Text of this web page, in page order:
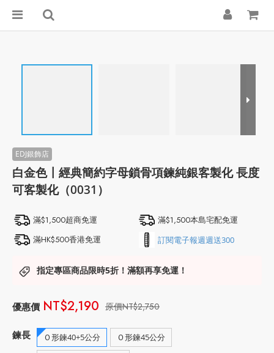
白金色〡經典簡約字母鎖骨項鍊純銀客製化 長度
可客製化（0031）
滿$1,500超商免運
滿$1,500本島宅配免運
滿HK$500香港免運
訂閱電子報週週送300
指定專區商品限時5折！滿額再享免運！
NT$2,750
NT$2,190
鍊長 Ｏ形鍊40+5公分
Ｏ形鍊45公分